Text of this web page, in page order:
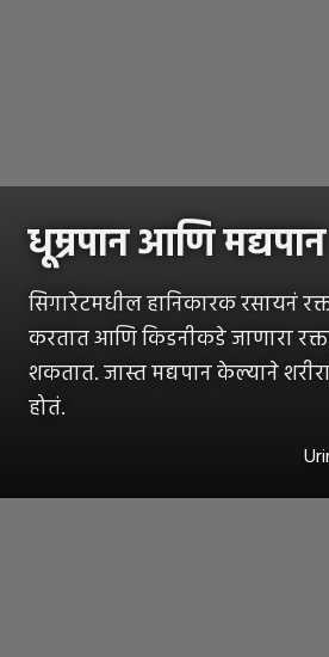
धूम्रपान आणि मद्यपान
सिगारेटमधील हानिकारक रसायनं
करतात आणि किडनीकडे जाणारा
शकतात. जास्त मद्यपान केल्याने
होतं.